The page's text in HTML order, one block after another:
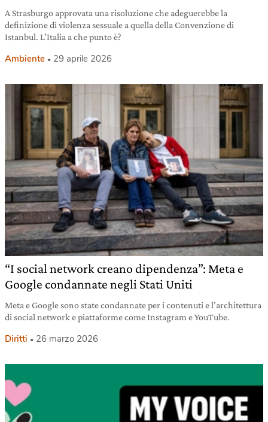
A Strasburgo approvata una risoluzione che adeguerebbe la
definizione di violenza sessuale a quella della Convenzione di
Istanbul. L’Italia a che punto è?
Ambiente 29 aprile 2026
“I social network creano dipendenza”: Meta e
Google condannate negli Stati Uniti
Meta e Google sono state condannate per i contenuti e l’architettura
di social network e piattaforme come Instagram e YouTube.
Diritti 26 marzo 2026